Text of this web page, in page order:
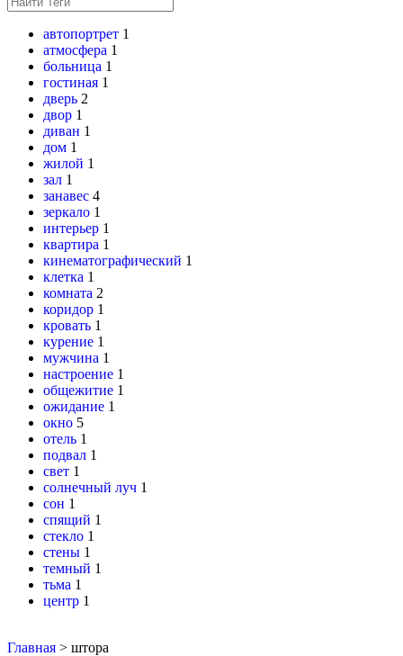
автопортрет 1
атмосфера 1
больница 1
гостиная 1
дверь 2
двор 1
диван 1
дом 1
жилой 1
зал 1
занавес 4
зеркало 1
интерьер 1
квартира 1
кинематографический 1
клетка 1
комната 2
коридор 1
кровать 1
курение 1
мужчина 1
настроение 1
общежитие 1
ожидание 1
окно 5
отель 1
подвал 1
свет 1
солнечный луч 1
сон 1
спящий 1
стекло 1
стены 1
темный 1
тьма 1
центр 1
Главная > штора